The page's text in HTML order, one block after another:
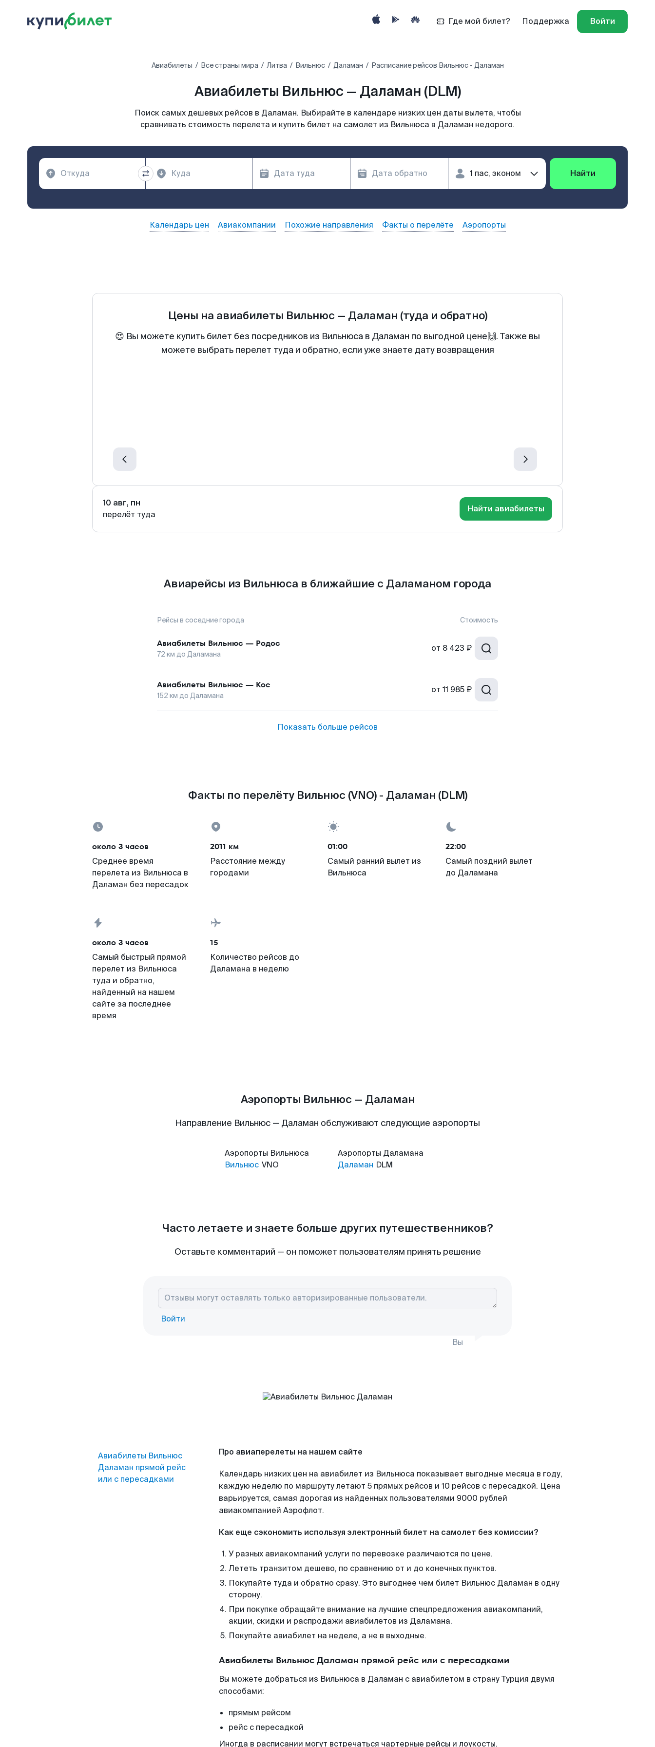
Где мой билет? Поддержка Войти
Авиабилеты Все страны мира Литва Вильнюс Даламан Расписание рейсов Вильнюс - Даламан
Авиабилеты Вильнюс — Даламан (DLM)
Поиск самых дешевых рейсов в Даламан. Выбирайте в календаре низких цен даты вылета, чтобы
сравнивать стоимость перелета и купить билет на самолет из Вильнюса в Даламан недорого.
Найти
Календарь цен Авиакомпании Похожие направления Факты о перелёте Аэропорты
Цены на авиабилеты Вильнюс — Даламан (туда и обратно)
😍 Вы можете купить билет без посредников из Вильнюса в Даламан по выгодной цене🙌. Также вы
можете выбрать перелет туда и обратно, если уже знаете дату возвращения
10 авг, пн
перелёт туда
Найти авиабилеты
Авиарейсы из Вильнюса в ближайшие с Даламаном города
Рейсы в соседние города Стоимость
Авиабилеты Вильнюс — Родос
72 км до Даламана
от 8 423 ₽
Авиабилеты Вильнюс — Кос
152 км до Даламана
от 11 985 ₽
Показать больше рейсов
Факты по перелёту Вильнюс (VNO) - Даламан (DLM)
около 3 часов
Среднее время
перелета из Вильнюса в
Даламан без пересадок
2011 км
Расстояние между
городами
01:00
Самый ранний вылет из
Вильнюса
22:00
Самый поздний вылет
до Даламана
около 3 часов
Самый быстрый прямой
перелет из Вильнюса
туда и обратно,
найденный на нашем
сайте за последнее
время
15
Количество рейсов до
Даламана в неделю
Аэропорты Вильнюс — Даламан
Направление Вильнюс — Даламан обслуживают следующие аэропорты
Аэропорты Вильнюса
Вильнюс VNO
Аэропорты Даламана
Даламан DLM
Часто летаете и знаете больше других путешественников?
Оставьте комментарий — он поможет пользователям принять решение
Войти
Вы
Авиабилеты Вильнюс
Даламан прямой рейс
или с пересадками
Про авиаперелеты на нашем сайте
Календарь низких цен на авиабилет из Вильнюса показывает выгодные месяца в году,
каждую неделю по маршруту летают 5 прямых рейсов и 10 рейсов с пересадкой. Цена
варьируется, самая дорогая из найденных пользователями 9000 рублей
авиакомпанией Аэрофлот.
Как еще сэкономить используя электронный билет на самолет без комиссии?
У разных авиакомпаний услуги по перевозке различаются по цене.
Лететь транзитом дешево, по сравнению от и до конечных пунктов.
Покупайте туда и обратно сразу. Это выгоднее чем билет Вильнюс Даламан в одну
сторону.
При покупке обращайте внимание на лучшие спецпредложения авиакомпаний,
акции, скидки и распродажи авиабилетов из Даламана.
Покупайте авиабилет на неделе, а не в выходные.
Авиабилеты Вильнюс Даламан прямой рейс или с пересадками
Вы можете добраться из Вильнюса в Даламан с авиабилетом в страну Турция двумя
способами:
прямым рейсом
рейс с пересадкой
Иногда в расписании могут встречаться чартерные рейсы и лоукосты.